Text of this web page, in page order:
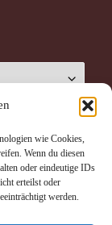
wie Cookies,
Wenn du diesen
oder eindeutige IDs
erteilst oder
werden.